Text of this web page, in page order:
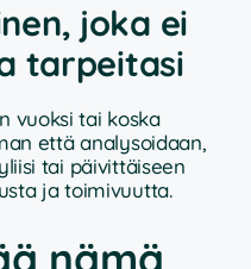
joka ei
tarpeitasi
vuoksi tai koska
että analysoidaan,
tai päivittäiseen
ja toimivuutta.
nämä